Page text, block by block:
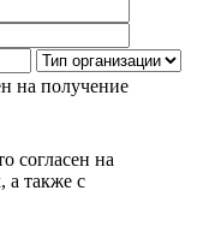
на получение
согласен на
а также с